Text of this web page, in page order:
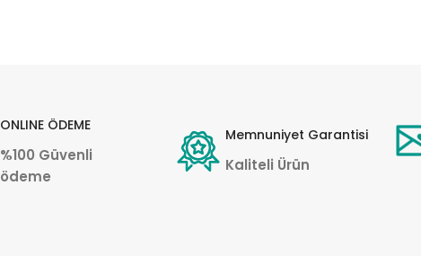
ONLINE ÖDEME
%100 Güvenli
ödeme
Memnuniyet Garantisi
Kaliteli Ürün